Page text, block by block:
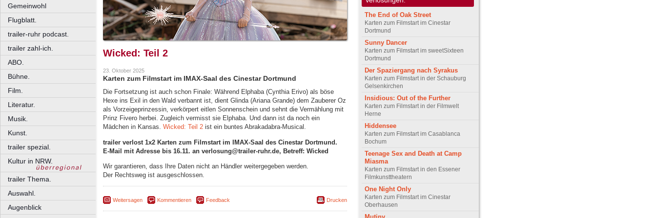
Gemeinwohl
Flugblatt.
trailer-ruhr podcast.
trailer zahl-ich.
ABO.
Bühne.
Film.
Literatur.
Musik.
Kunst.
trailer spezial.
Kultur in NRW.
trailer Thema.
Auswahl.
Augenblick
Wicked: Teil 2
23. Oktober 2025
Karten zum Filmstart im IMAX-Saal des Cinestar Dortmund
Die Fortsetzung ist auch schon Finale: Während Elphaba (Cynthia Erivo) als böse
Hexe ins Exil in den Wald verbannt ist, dient Glinda (Ariana Grande) dem Zauberer Oz
als Vorzeigeprinzessin, verkörpert eitlen Sonnenschein und sehnt die Vermählung mit
Prinz Fivero herbei. Zugleich vermisst sie Elphaba. Und dann ist da noch ein
Mädchen in Kansas. Wicked: Teil 2 ist ein buntes Abrakadabra-Musical.
trailer verlost 1x2 Karten zum Filmstart im IMAX-Saal des Cinestar Dortmund.
E-Mail mit Adresse bis 16.11. an verlosung@trailer-ruhr.de, Betreff: Wicked
Wir garantieren, dass Ihre Daten nicht an Händler weitergegeben werden.
Der Rechtsweg ist ausgeschlossen.
Weitersagen Kommentieren Feedback Drucken
The End of Oak Street
Karten zum Filmstart im Cinestar
Dortmund
Sunny Dancer
Karten zum Filmstart im sweetSixteen
Dortmund
Der Spaziergang nach Syrakus
Karten zum Filmstart in der Schauburg
Gelsenkirchen
Insidious: Out of the Further
Karten zum Filmstart in der Filmwelt
Herne
Hiddensee
Karten zum Filmstart im Casablanca
Bochum
Teenage Sex and Death at Camp
Miasma
Karten zum Filmstart in den Essener
Filmkunsttheatern
One Night Only
Karten zum Filmstart im Cinestar
Oberhausen